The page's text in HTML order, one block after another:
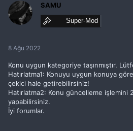
SAMU
Super-Mod
8 Ağu 2022
Konu uygun kategoriye taşınmıştır.
Hatırlatma1: Konuyu uygun konuya
çekici hale getirebilirsiniz!
Hatırlatma2: Konu güncelleme işlemini
yapabilirsiniz.
İyi forumlar.